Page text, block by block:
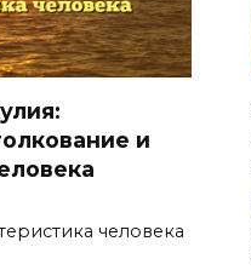
и
человека